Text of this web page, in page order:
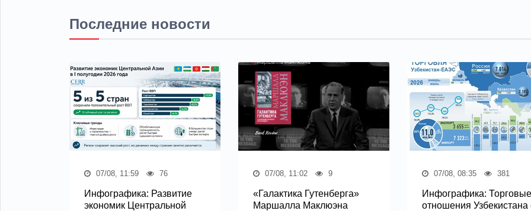
Последние новости
07/08, 11:59 76
Инфографика: Развитие
экономик Центральной
07/08, 11:02 9
«Галактика Гутенберга»
Маршалла Маклюэна
07/08, 08:35 381
Инфографика: Торговые
отношения Узбекистана